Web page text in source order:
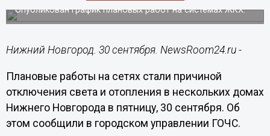
Опубликован график плановых работ на системах ЖКХ.
Нижний Новгород. 30 сентября. NewsRoom24.ru -
Плановые работы на сетях стали причиной
отключения света и отопления в нескольких домах
Нижнего Новгорода в пятницу, 30 сентября. Об
этом сообщили в городском управлении ГОЧС.